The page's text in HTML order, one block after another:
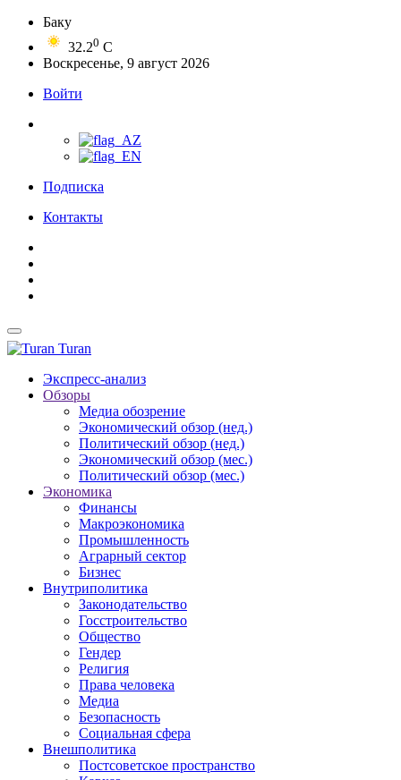
Баку
32.20 C
Воскресенье, 9 август 2026
Войти
Подписка
Контакты
Turan
Экспресс-анализ
Обзоры
Медиа обозрение
Экономический обзор (нед.)
Политический обзор (нед.)
Экономический обзор (мес.)
Политический обзор (мес.)
Экономика
Финансы
Макроэкономика
Промышленность
Аграрный сектор
Бизнес
Внутриполитика
Законодательство
Госстроительство
Общество
Гендер
Религия
Права человека
Медиа
Безопасность
Социальная сфера
Внешполитика
Постсоветское пространство